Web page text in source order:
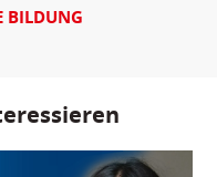
BILDUNG